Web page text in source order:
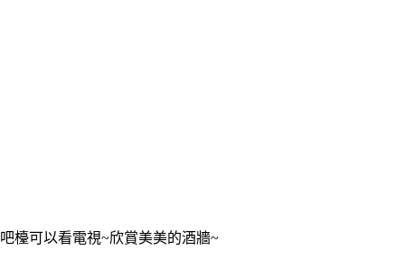
吧檯可以看電視~欣賞美美的酒牆~